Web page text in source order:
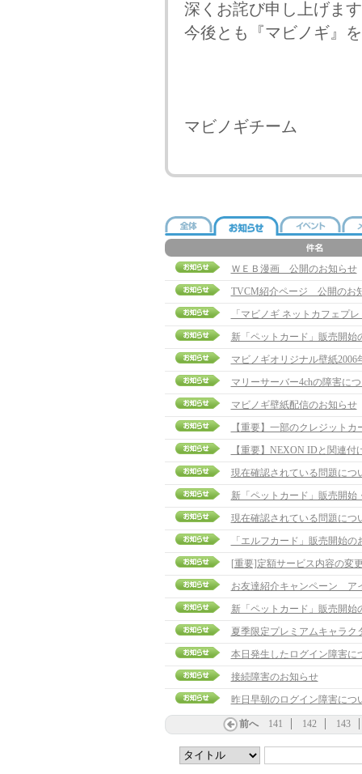
深くお詫び申し上げま
今後とも『マビノギ』
マビノギチーム
ＷＥＢ漫画 公開のお知らせ
TVCM紹介ページ 公開のお
「マビノギ ネットカフェプ
新「ペットカード」販売開始
マビノギオリジナル壁紙
マリーサーバー4chの障害に
マビノギ壁紙配信のお知らせ
【重要】一部のクレジット
【重要】NEXON IDと関連
現在確認されている問題につ
新「ペットカード」販売開始
現在確認されている問題につ
「エルフカード」販売開始の
[重要]定額サービス内容の変
お友達紹介キャンペーン ア
新「ペットカード」販売開始
夏季限定プレミアムキャラク
本日発生したログイン障害に
接続障害のお知らせ
昨日早朝のログイン障害につ
前へ 141 142 143